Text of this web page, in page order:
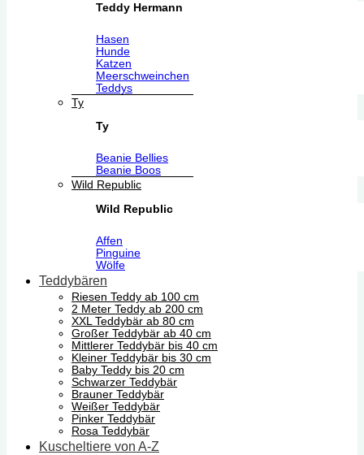
Teddy Hermann
Hasen
Hunde
Katzen
Meerschweinchen
Teddys
Ty
Ty
Beanie Bellies
Beanie Boos
Wild Republic
Wild Republic
Affen
Pinguine
Wölfe
Teddybären
Riesen Teddy ab 100 cm
2 Meter Teddy ab 200 cm
XXL Teddybär ab 80 cm
Großer Teddybär ab 40 cm
Mittlerer Teddybär bis 40 cm
Kleiner Teddybär bis 30 cm
Baby Teddy bis 20 cm
Schwarzer Teddybär
Brauner Teddybär
Weißer Teddybär
Pinker Teddybär
Rosa Teddybär
Kuscheltiere von A-Z